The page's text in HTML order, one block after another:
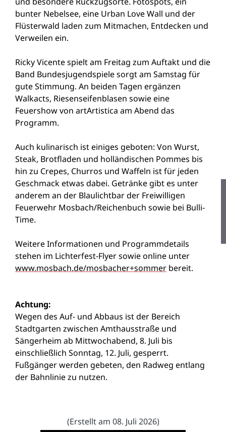
bunter Nebelsee, eine Urban Love Wall und der
Flüsterwald laden zum Mitmachen, Entdecken und
Verweilen ein.
Ricky Vicente spielt am Freitag zum Auftakt und die
Band Bundesjugendspiele sorgt am Samstag für
gute Stimmung. An beiden Tagen ergänzen
Walkacts, Riesenseifenblasen sowie eine
Feuershow von artArtistica am Abend das
Programm.
Auch kulinarisch ist einiges geboten: Von Wurst,
Steak, Brotfladen und holländischen Pommes bis
hin zu Crepes, Churros und Waffeln ist für jeden
Geschmack etwas dabei. Getränke gibt es unter
anderem an der Blaulichtbar der Freiwilligen
Feuerwehr Mosbach/Reichenbuch sowie bei Bulli-
Time.
Weitere Informationen und Programmdetails
stehen im Lichterfest-Flyer sowie online unter
www.mosbach.de/mosbacher+sommer bereit.
Achtung:
Wegen des Auf- und Abbaus ist der Bereich
Stadtgarten zwischen Amthausstraße und
Sängerheim ab Mittwochabend, 8. Juli bis
einschließlich Sonntag, 12. Juli, gesperrt.
Fußgänger werden gebeten, den Radweg entlang
der Bahnlinie zu nutzen.
(Erstellt am 08. Juli 2026)